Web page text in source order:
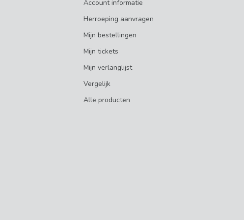
Account informatie
Herroeping aanvragen
Mijn bestellingen
Mijn tickets
Mijn verlanglijst
Vergelijk
Alle producten